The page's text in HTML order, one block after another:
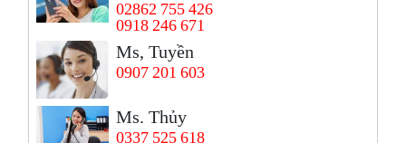
02862 755 426
0918 246 671
Ms, Tuyền
0907 201 603
Ms. Thủy
0337 525 618